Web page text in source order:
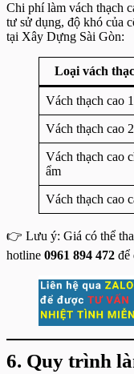
Chi phí làm vách thạch
tư sử dụng, độ khó của
tại Xây Dựng Sài Gòn:
Loại vách
Vách thạch cao
Vách thạch cao
Vách thạch cao
ẩm
Vách thạch cao
👉 Lưu ý: Giá có thể
hotline 0961 894 472 để
6. Quy trình